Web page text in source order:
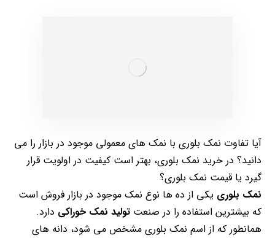
آیا تفاوت نمک بلوری با نمک های معمولی موجود در بازار را می
دانید؟ در خرید نمک بلوری، بهتر است کیفیت در اولویت قرار
گیرد یا قیمت نمک بلوری؟
نمک بلوری یکی از ده ها نوع نمک موجود در بازار فروش است
که بیشترین استفاده را در صنعتتولید نمک خوراکی دارد.
همانطور که از اسم نمک بلوری مشخص می شود، دانه های